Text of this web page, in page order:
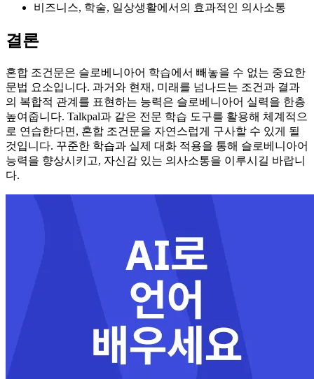
비즈니스, 학술, 일상생활에서의 효과적인 의사소통
결론
혼합 조건문은 슬로베니아어 학습에서 빼놓을 수 없는 중요한
문법 요소입니다. 과거와 현재, 미래를 넘나드는 조건과 결과
의 복합적 관계를 표현하는 능력은 슬로베니아어 실력을 한층
높여줍니다. Talkpal과 같은 전문 학습 도구를 활용해 체계적으
로 연습한다면, 혼합 조건문을 자연스럽게 구사할 수 있게 될
것입니다. 꾸준한 학습과 실제 대화 적용을 통해 슬로베니아어
능력을 향상시키고, 자신감 있는 의사소통을 이루시길 바랍니
다.